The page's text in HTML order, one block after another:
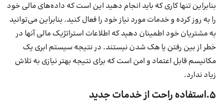
بنابراین تنها کاری که باید انجام دهید این است که داده‌های مالی خود
را به روز کرده و خدمات مورد نیاز خود را فعال کنید. بنابراین می‌توانید
به مشتریان خود اطمینان دهید که اطلاعات استراتژیک مالی آنها در
خطر از بین رفتن یا هک شدن نیستند. در نتیجه سیستم ابری یک
مکانیسم قابل اعتماد و امن است که برای نتیجه بهتر نیازی به تلاش
زیاد ندارد.
5.استفاده راحت از خدمات جدید